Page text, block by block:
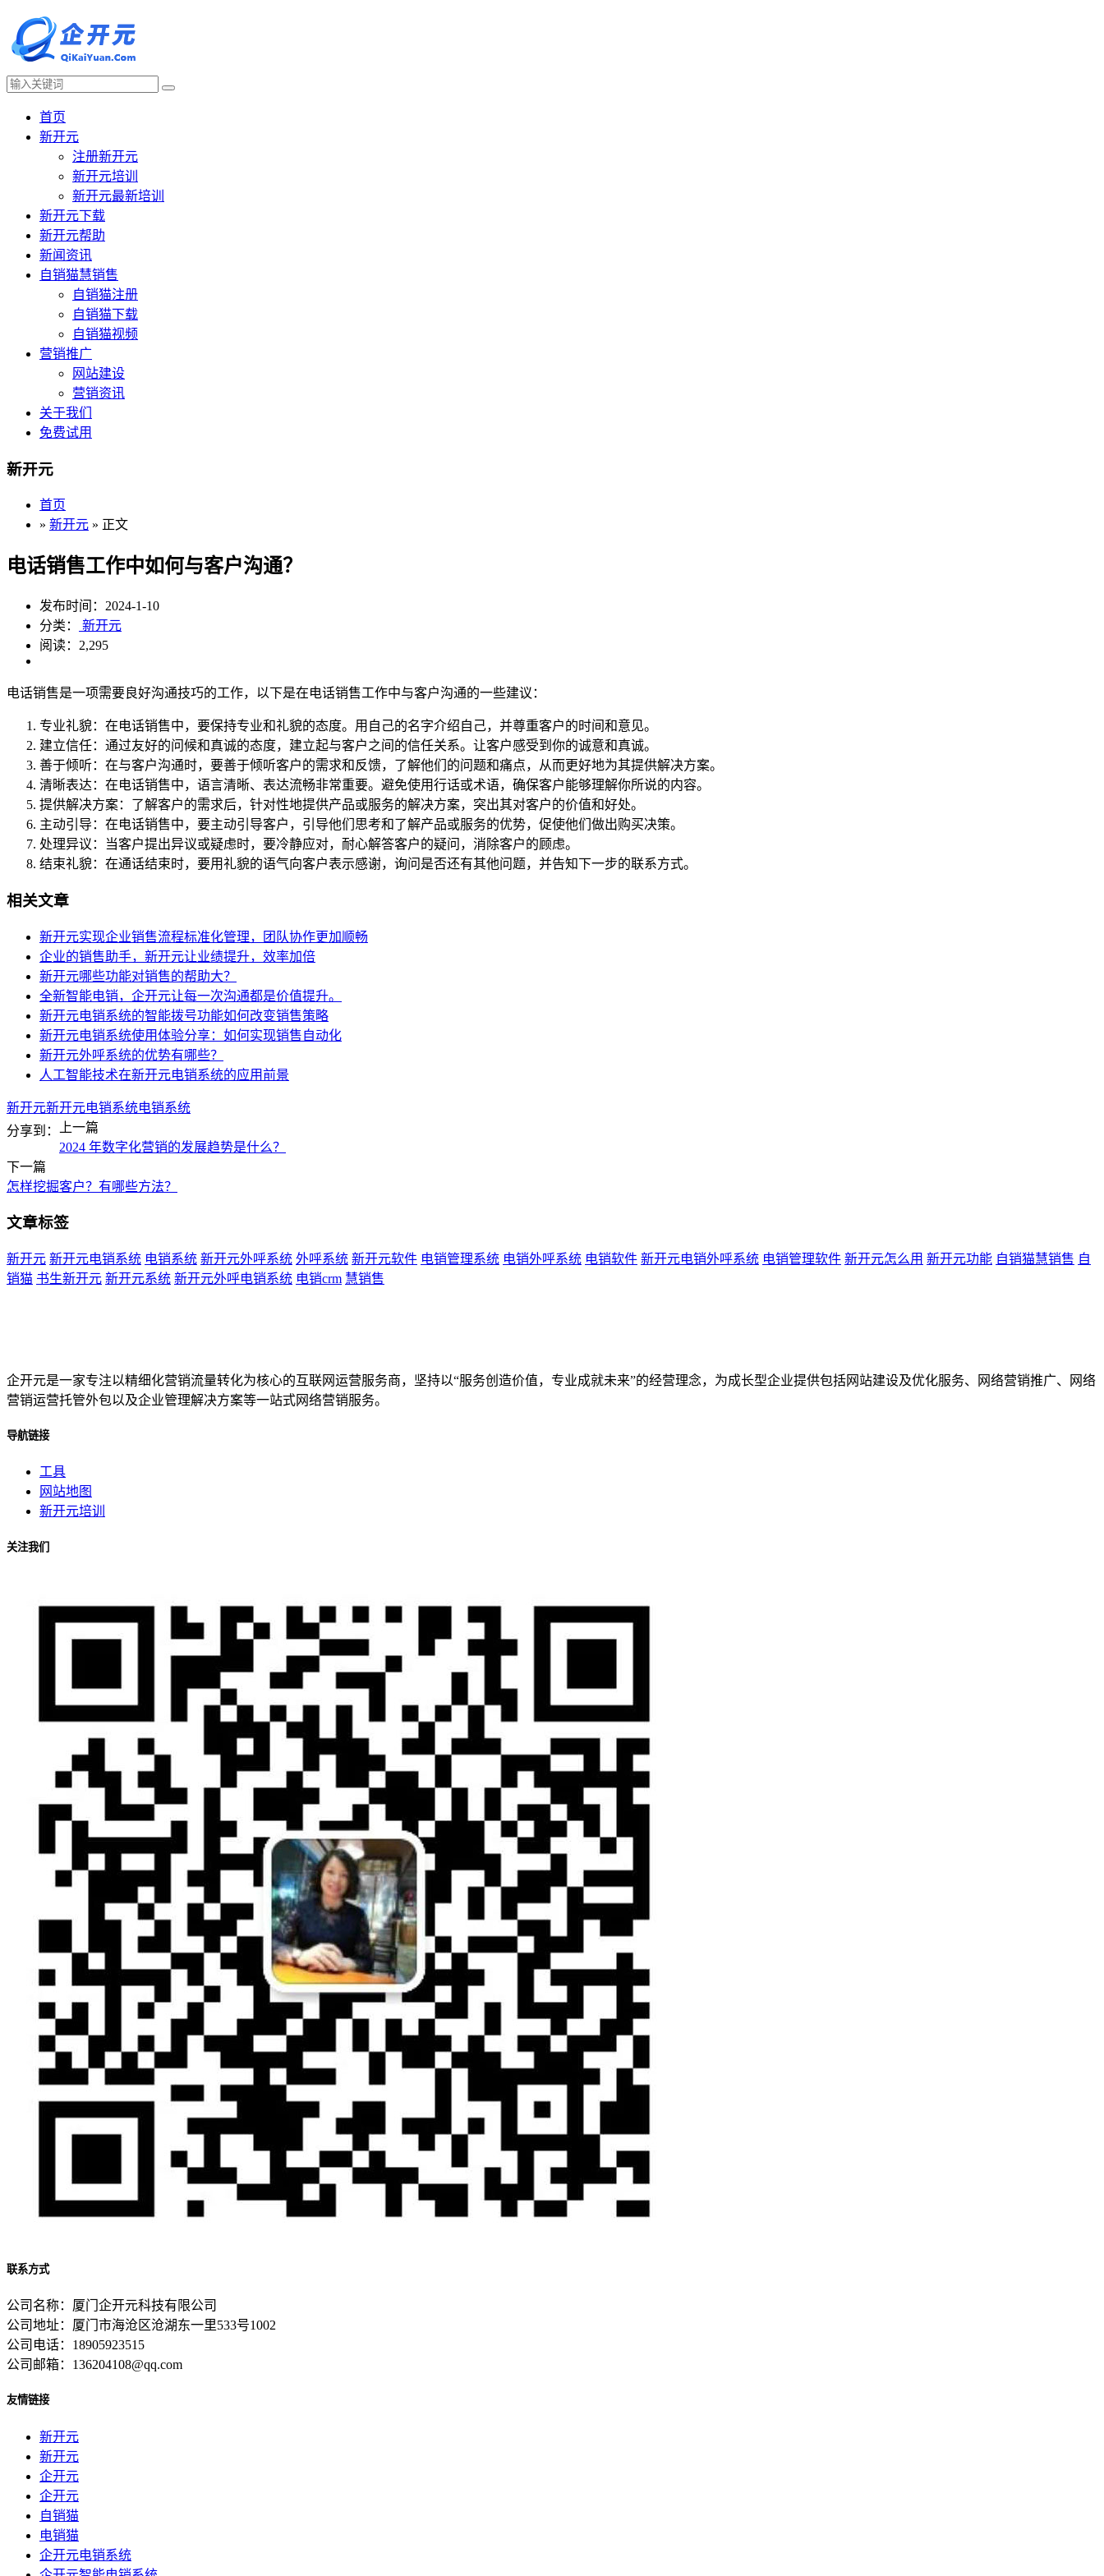
首页
新开元
注册新开元
新开元培训
新开元最新培训
新开元下载
新开元帮助
新闻资讯
自销猫慧销售
自销猫注册
自销猫下载
自销猫视频
营销推广
网站建设
营销资讯
关于我们
免费试用
新开元
首页
» 新开元 » 正文
电话销售工作中如何与客户沟通？
发布时间：2024-1-10
分类：
新开元
阅读：2,295
电话销售是一项需要良好沟通技巧的工作，以下是在电话销售工作中与客户沟通的一些建议：
专业礼貌：在电话销售中，要保持专业和礼貌的态度。用自己的名字介绍自己，并尊重客户的时间和意见。
建立信任：通过友好的问候和真诚的态度，建立起与客户之间的信任关系。让客户感受到你的诚意和真诚。
善于倾听：在与客户沟通时，要善于倾听客户的需求和反馈，了解他们的问题和痛点，从而更好地为其提供解决方案。
清晰表达：在电话销售中，语言清晰、表达流畅非常重要。避免使用行话或术语，确保客户能够理解你所说的内容。
提供解决方案：了解客户的需求后，针对性地提供产品或服务的解决方案，突出其对客户的价值和好处。
主动引导：在电话销售中，要主动引导客户，引导他们思考和了解产品或服务的优势，促使他们做出购买决策。
处理异议：当客户提出异议或疑虑时，要冷静应对，耐心解答客户的疑问，消除客户的顾虑。
结束礼貌：在通话结束时，要用礼貌的语气向客户表示感谢，询问是否还有其他问题，并告知下一步的联系方式。
相关文章
新开元实现企业销售流程标准化管理，团队协作更加顺畅
企业的销售助手，新开元让业绩提升，效率加倍
新开元哪些功能对销售的帮助大？
全新智能电销，企开元让每一次沟通都是价值提升。
新开元电销系统的智能拨号功能如何改变销售策略
新开元电销系统使用体验分享：如何实现销售自动化
新开元外呼系统的优势有哪些？
人工智能技术在新开元电销系统的应用前景
新开元新开元电销系统电销系统
分享到：
上一篇
2024 年数字化营销的发展趋势是什么？
下一篇
怎样挖掘客户？有哪些方法？
文章标签
新开元 新开元电销系统 电销系统 新开元外呼系统 外呼系统 新开元软件 电销管理系统 电销外呼系统 电销软件 新开元电销外呼系统 电销管理软件 新开元怎么用 新开元功能 自销猫慧销售 自
销猫 书生新开元 新开元系统 新开元外呼电销系统 电销crm 慧销售
企开元是一家专注以精细化营销流量转化为核心的互联网运营服务商，坚持以“服务创造价值，专业成就未来”的经营理念，为成长型企业提供包括网站建设及优化服务、网络营销推广、网络
营销运营托管外包以及企业管理解决方案等一站式网络营销服务。
导航链接
工具
网站地图
新开元培训
关注我们
联系方式
公司名称：厦门企开元科技有限公司
公司地址：厦门市海沧区沧湖东一里533号1002
公司电话：18905923515
公司邮箱：136204108@qq.com
友情链接
新开元
新开元
企开元
企开元
自销猫
电销猫
企开元电销系统